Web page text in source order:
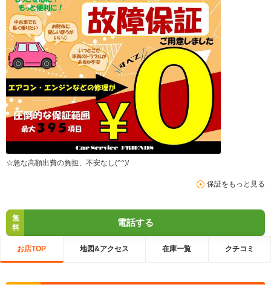
☆急な高額出費の負担、不安なし(^^)/
保証をもっと見る
無
料
電話する
お店TOP 地図&アクセス 在庫一覧 クチコミ